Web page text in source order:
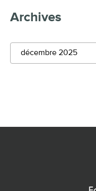
Archives
décembre 2025